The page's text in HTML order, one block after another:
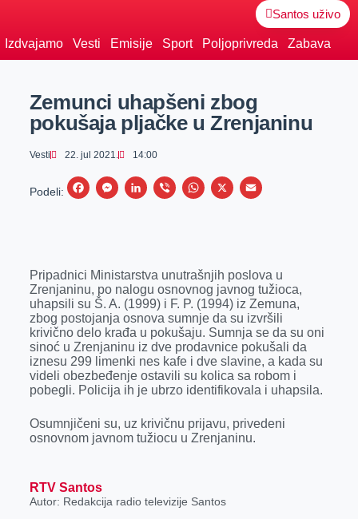
Santos uživo
Izdvajamo Vesti Emisije Sport Poljoprivreda Zabava
Zemunci uhapšeni zbog
pokušaja pljačke u Zrenjaninu
Vesti 22. jul 2021. 14:00
Podeli:
F
b
o
o
k
M
e
g
e
r
L
e
d
I
n
V
r
W
s
A
p
p
X
E
l
Pripadnici Ministarstva unutrašnjih poslova u
Zrenjaninu, po nalogu osnovnog javnog tužioca,
uhapsili su Š. A. (1999) i F. P. (1994) iz Zemuna,
zbog postojanja osnova sumnje da su izvršili
krivično delo krađa u pokušaju. Sumnja se da su oni
sinoć u Zrenjaninu iz dve prodavnice pokušali da
iznesu 299 limenki nes kafe i dve slavine, a kada su
videli obezbeđenje ostavili su kolica sa robom i
pobegli. Policija ih je ubrzo identifikovala i uhapsila.
Osumnjičeni su, uz krivičnu prijavu, privedeni
osnovnom javnom tužiocu u Zrenjaninu.
RTV Santos
Autor: Redakcija radio televizije Santos